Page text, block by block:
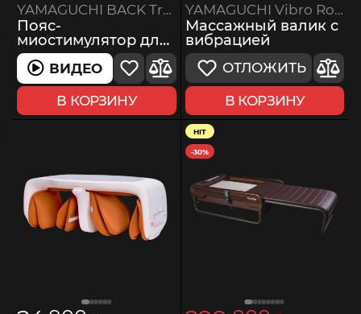
YAMAGUCHI BACK Trainer MIO
Пояс-
миостимулятор для
спины
ВИДЕО
В КОРЗИНУ
YAMAGUCHI Vibro Roll Mini
Массажный валик с
вибрацией
ОТЛОЖИТЬ
В КОРЗИНУ
HIT
-30%